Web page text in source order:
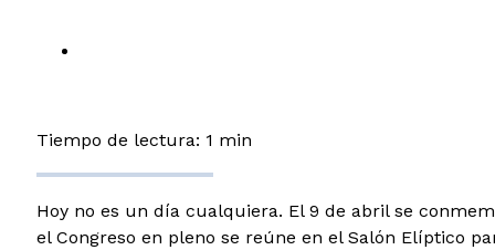
Tiempo de lectura: 1 min
Hoy no es un día cualquiera. El 9 de abril se
el Congreso en pleno se reúne en el Salón Elíptico